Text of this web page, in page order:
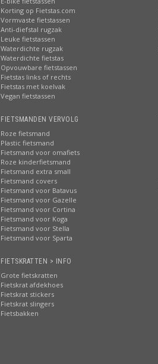
Korting op Fietstas.com
Vormvaste fietstassen
Anti-diefstal rugzak
Leuke fietstassen
Waterdichte rugzak
Waterdichte fietstas
Opvouwbare fietstassen
Fietstas links of rechts
Fietstas met koelvak
Vegan fietstassen
FIETSMANDEN VERVOLG
Roze fietsmand
Plastic fietsmand
Fietsmand voor omafiets
Roze kinderfietsmand
Fietsmand extra small
Fietsmand covers
Fietsmand voor Batavus
Fietsmand voor Gazelle
Fietsmand voor Cortina
Fietsmand voor Koga
Fietsmand voor Stella
Fietsmand voor Sparta
FIETSKRATTEN > INFO
Grote fietskratten
Fietskrat afdekhoes
Fietskrat stickers
Fietskrat slingers
Fietsbakken